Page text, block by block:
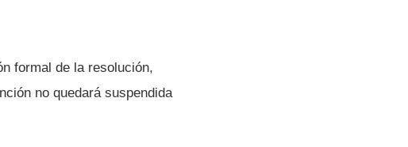
formal de la resolución,
no quedará suspendida